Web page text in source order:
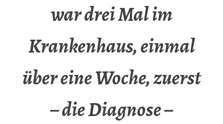
war drei Mal im
Krankenhaus, einmal
über eine Woche, zuerst
– die Diagnose –